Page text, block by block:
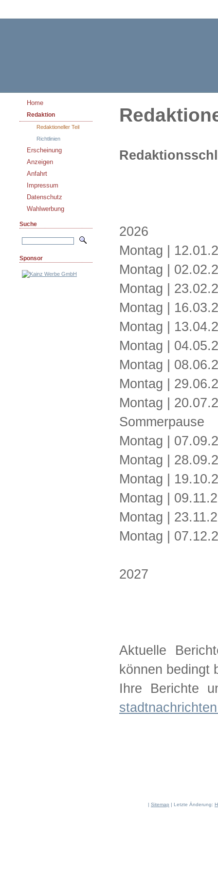
Home
Redaktion
Redaktioneller Teil
Richtlinien
Erscheinung
Anzeigen
Anfahrt
Impressum
Datenschutz
Wahlwerbung
Suche
Sponsor
2026
Montag |
Montag |
Montag |
Montag |
Montag |
Montag |
Montag |
Montag |
Montag |
Sommerpause
Montag |
Montag |
Montag |
Montag |
Montag |
Montag |
2027
Aktuelle
können bedingt
Ihre Berichte
| Sitemap | Letzte Änderung: